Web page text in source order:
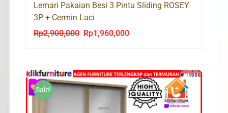
Lemari Pakaian Besi 3 Pintu Sliding ROSEY
3P + Cermin Laci
Rp2,900,000
Original
Rp2,900,000.
Rp1,960,000Current
Rp1,960,000.
Sale!